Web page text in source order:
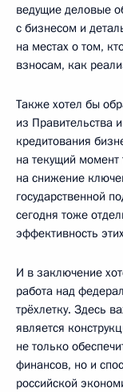
ведущие деловые
с бизнесом и
на местах о том,
взносам, как
Также хотел бы
из Правительства
кредитования
на текущий момент
на снижение
государственной
сегодня тоже
эффективность
И в заключение
работа над
трёхлетку. Здесь
является
не только
финансов, но и
российской